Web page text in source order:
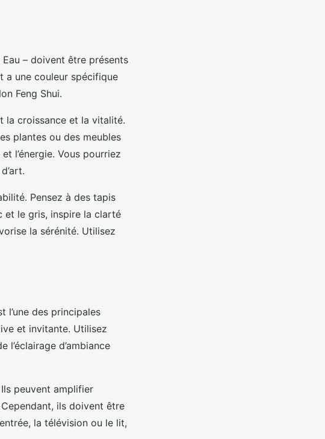
Eau – doivent être présents
a une couleur spécifique
Feng Shui.
la croissance et la vitalité.
plantes ou des meubles
l’énergie. Vous pourriez
Pensez à des tapis
et le gris, inspire la clarté
la sérénité. Utilisez
l’une des principales
et invitante. Utilisez
d’ambiance
peuvent amplifier
Cependant, ils doivent être
la télévision ou le lit,